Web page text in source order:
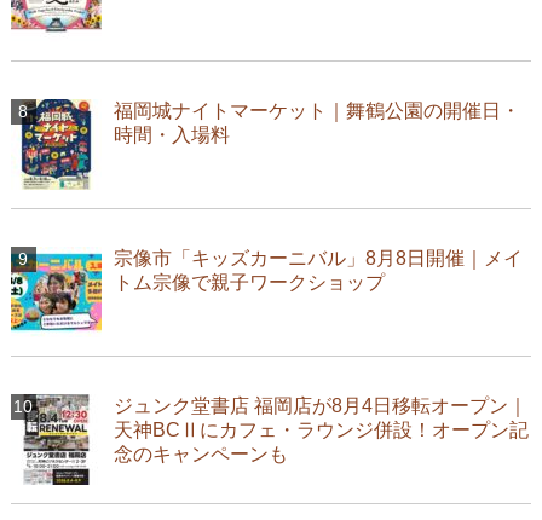
福岡城ナイトマーケット｜舞鶴公園の開催日・
時間・入場料
宗像市「キッズカーニバル」8月8日開催｜メイ
トム宗像で親子ワークショップ
ジュンク堂書店 福岡店が8月4日移転オープン｜
天神BCⅡにカフェ・ラウンジ併設！オープン記
念のキャンペーンも